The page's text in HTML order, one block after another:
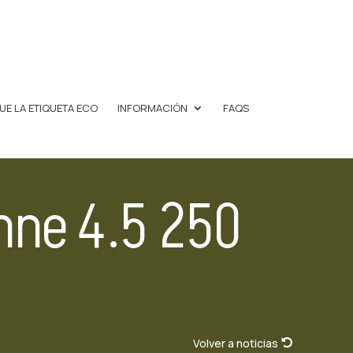
LA ETIQUETA ECO INFORMACIÓN FAQS
4.5 250
Volver a noticias